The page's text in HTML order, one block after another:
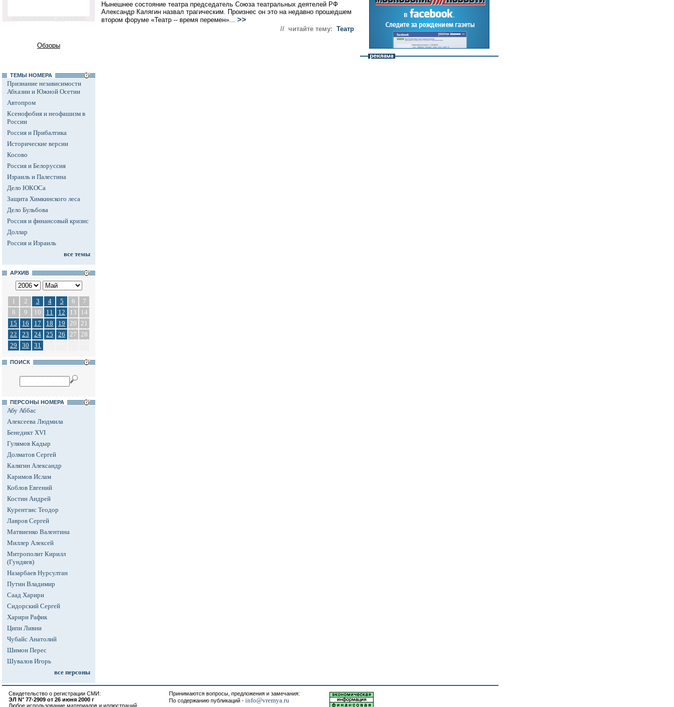
Обзоры
ТЕМЫ НОМЕРА
Признание независимости
Абхазии и Южной Осетии
Автопром
Ксенофобия и неофашизм в
России
Россия и Прибалтика
Исторические версии
Косово
Россия и Белоруссия
Израиль и Палестина
Дело ЮКОСа
Защита Химкинского леса
Дело Бульбова
Россия и финансовый кризис
Доллар
Россия и Израиль
все темы
АРХИВ
1 2 3 4 5 6
7
8
9 10 11 12 13
14
15
16 17 18 19 20 21
22
23 24 25 26 27 28
29
30 31
ПОИСК
ПЕРСОНЫ НОМЕРА
Абу Аббас
Алексеева Людмила
Бенедикт XVI
Гулямов Кадыр
Долматов Сергей
Калягин Александр
Каримов Ислам
Коблов Евгений
Костин Андрей
Курентзис Теодор
Лавров Сергей
Матвиенко Валентина
Миллер Алексей
Митрополит Кирилл
(Гундяев)
Назарбаев Нурсултан
Путин Владимир
Саад Харири
Сидорский Сергей
Харири Рафик
Ципи Ливни
Чубайс Анатолий
Шимон Перес
Шувалов Игорь
все персоны
Нынешнее состояние театра председатель Союза театральных деятелей РФ
Александр Калягин назвал трагическим. Произнес он это на недавно прошедшем
втором форуме «Театр -- время перемен»... >>
// читайте тему: Театр
Свидетельство о регистрации СМИ:
ЭЛ N° 77-2909 от 26 июня 2000 г
Любое использование материалов и иллюстраций
Принимаются вопросы, предложения и замечания:
По содержанию публикаций - info@vremya.ru